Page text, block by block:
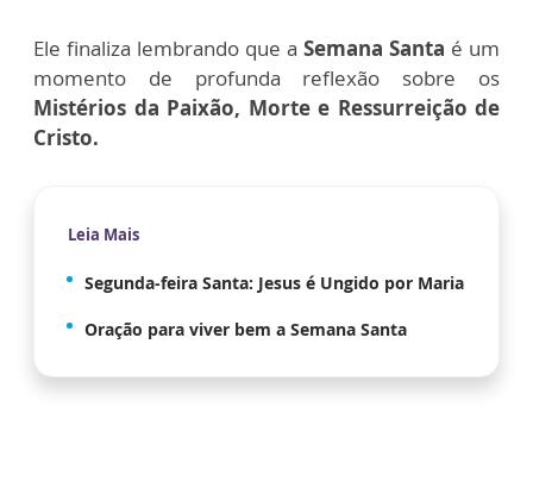
Ele finaliza lembrando que a Semana Santa é um
momento de profunda reflexão sobre os
Mistérios da Paixão, Morte e Ressurreição de
Cristo.
Leia Mais
Segunda-feira Santa: Jesus é Ungido por Maria
Oração para viver bem a Semana Santa